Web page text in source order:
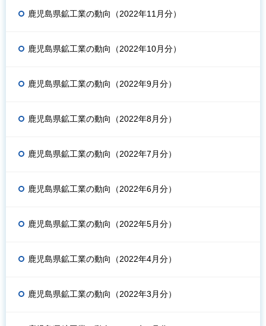
鹿児島県鉱工業の動向（2022年11月分）
鹿児島県鉱工業の動向（2022年10月分）
鹿児島県鉱工業の動向（2022年9月分）
鹿児島県鉱工業の動向（2022年8月分）
鹿児島県鉱工業の動向（2022年7月分）
鹿児島県鉱工業の動向（2022年6月分）
鹿児島県鉱工業の動向（2022年5月分）
鹿児島県鉱工業の動向（2022年4月分）
鹿児島県鉱工業の動向（2022年3月分）